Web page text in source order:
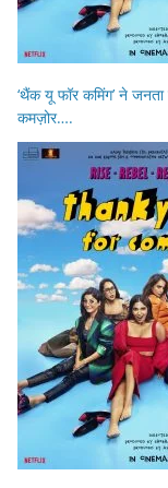
‘थैंक यू फॉर कमिंग’ ने
कमज़ोर….